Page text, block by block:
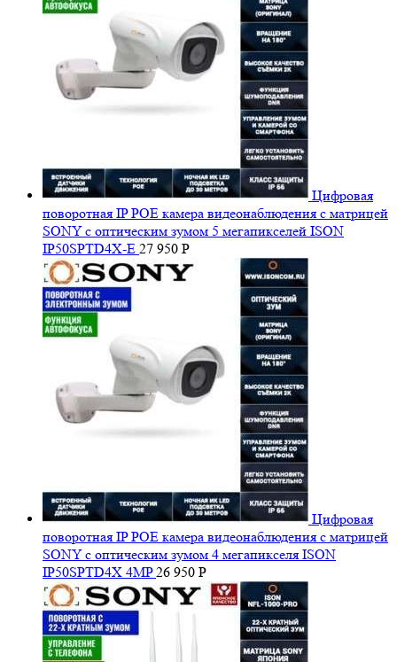
Цифровая
поворотная IP POE камера видеонаблюдения с матрицей
SONY с оптическим зумом 5 мегапикселей ISON
IP50SPTD4X-E 27 950 Р
Цифровая
поворотная IP POE камера видеонаблюдения с матрицей
SONY с оптическим зумом 4 мегапикселя ISON
IP50SPTD4X 4MP 26 950 Р